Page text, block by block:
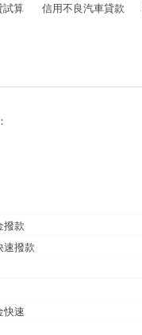
試算 信用不良汽車貸款
撥款
速撥款
快速